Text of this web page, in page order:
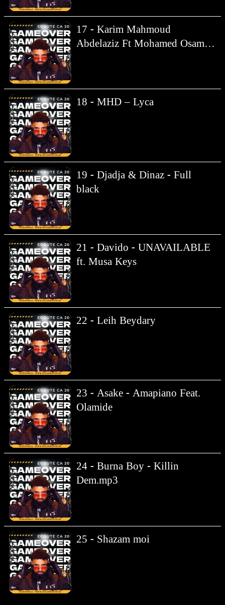
17 - Karim Mahmoud
Abdelaziz Ft Mohamed Osama
18 - MHD – Lyca
19 - Djadja & Dinaz - Full
black
21 - Davido - UNAVAILABLE
ft. Musa Keys
22 - Leih Beydary
23 - Asake - Amapiano Feat.
Olamide
24 - Burna Boy - Killin
Dem.mp3
25 - Shazam moi